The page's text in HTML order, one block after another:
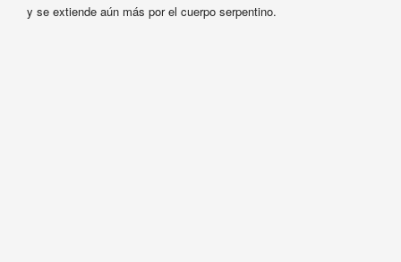
y se extiende aún más por el cuerpo serpentino.